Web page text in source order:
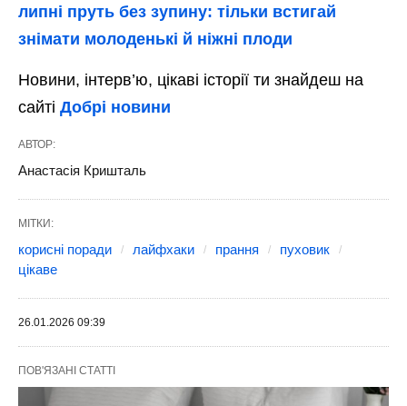
липні пруть без зупину: тільки встигай
знімати молоденькі й ніжні плоди
Новини, інтерв’ю, цікаві історії ти знайдеш на
сайті Добрі новини
АВТОР:
Анастасія Кришталь
МІТКИ:
корисні поради лайфхаки прання
пуховик
цікаве
26.01.2026 09:39
ПОВ'ЯЗАНІ СТАТТІ